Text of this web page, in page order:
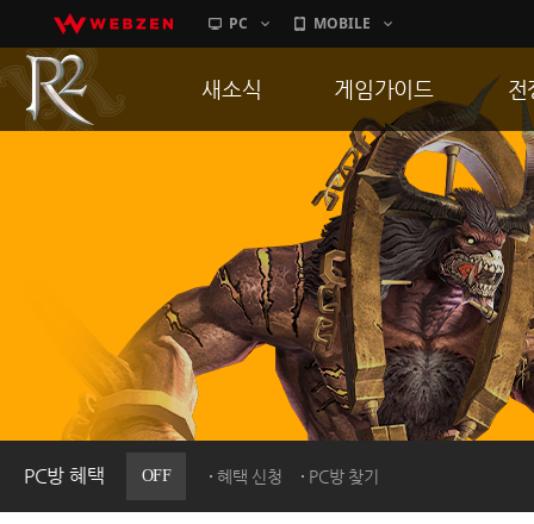
PC MOBILE
PC방 혜택 OFF 혜택 신청 PC방 찾기
새소식
이벤트
히스토리
PC방으로간다
게임가이드
게임 특징
서버가이드
신병훈련소
세부가이드
통합보급센터
전
통
공